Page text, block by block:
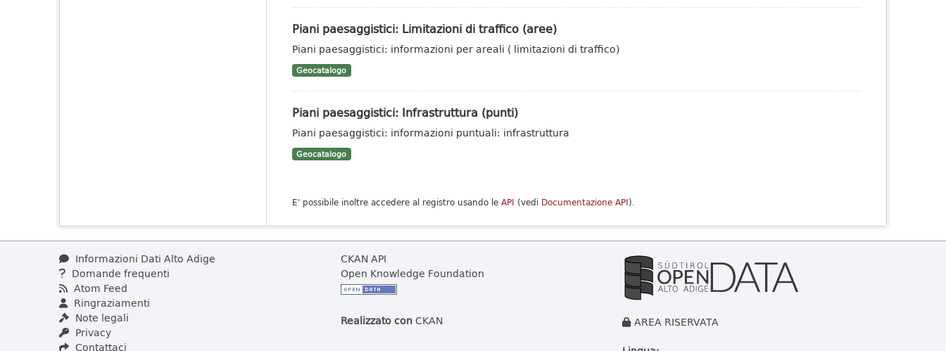
Piani paesaggistici: Limitazioni di traffico (aree)
Piani paesaggistici: informazioni per areali ( limitazioni di traffico)
Geocatalogo
Piani paesaggistici: Infrastruttura (punti)
Piani paesaggistici: informazioni puntuali: infrastruttura
Geocatalogo
E' possibile inoltre accedere al registro usando le API (vedi Documentazione API).
Informazioni Dati Alto Adige
Domande frequenti
Atom Feed
Ringraziamenti
Note legali
Privacy
Contattaci
CKAN API
Open Knowledge Foundation
Realizzato conCKAN
AREA RISERVATA